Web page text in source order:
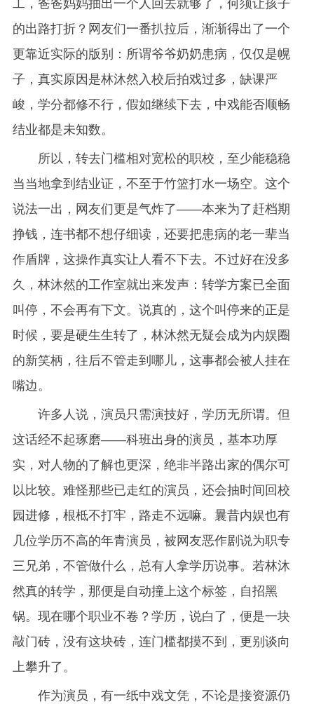
工，爸爸妈妈抽出一个人回去就够了，何须让孩子
的出路打折？网友们一番扒拉后，渐渐得出了一个
更靠近实际的版别：所谓爷爷奶奶患病，仅仅是幌
子，真实原因是林沐然入校后拍戏过多，缺课严
峻，学分都修不行，假如继续下去，中戏能否顺畅
结业都是未知数。
所以，转去门槛相对宽松的职校，至少能稳稳
当当地拿到结业证，不至于竹篮打水一场空。这个
说法一出，网友们更是气炸了——本来为了赶档期
挣钱，连书都不想仔细读，还要把患病的老一辈当
作盾牌，这操作真实让人看不下去。不过好在没多
久，林沐然的工作室就出来发声：转学方案已全面
叫停，不会再有下文。说真的，这个叫停来的正是
时候，要是硬生生转了，林沐然无疑会成为内娱圈
的新笑柄，往后不管走到哪儿，这事都会被人挂在
嘴边。
许多人说，演员只需演技好，学历无所谓。但
这话经不起琢磨——科班出身的演员，基本功厚
实，对人物的了解也更深，绝非半路出家的偶尔可
以比较。难怪那些已走红的演员，还会抽时间回校
园进修，根柢不打牢，路走不远嘛。曩昔内娱也有
几位学历不高的年青演员，被网友恶作剧说为职专
三兄弟，不管做什么，总有人拿学历说事。若林沐
然真的转学，那便是自动撞上这个标签，自招黑
锅。现在哪个职业不卷？学历，说白了，便是一块
敲门砖，没有这块砖，连门槛都摸不到，更别谈向
上攀升了。
作为演员，有一纸中戏文凭，不论是接资源仍